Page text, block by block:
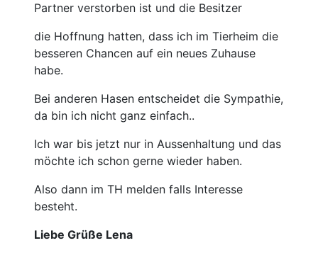
Partner verstorben ist und die Besitzer
die Hoffnung hatten, dass ich im Tierheim die
besseren Chancen auf ein neues Zuhause
habe.
Bei anderen Hasen entscheidet die Sympathie,
da bin ich nicht ganz einfach..
Ich war bis jetzt nur in Aussenhaltung und das
möchte ich schon gerne wieder haben.
Also dann im TH melden falls Interesse
besteht.
Liebe Grüße Lena